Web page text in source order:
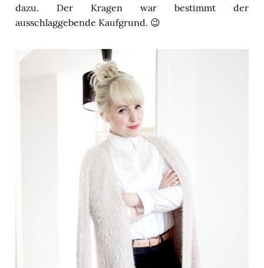
dazu. Der Kragen war bestimmt der
ausschlaggebende Kaufgrund. 😉